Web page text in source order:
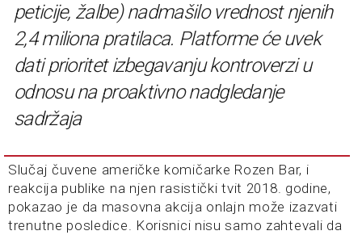
peticije, žalbe) nadmašilo vrednost njenih
2,4 miliona pratilaca. Platforme će uvek
dati prioritet izbegavanju kontroverzi u
odnosu na proaktivno nadgledanje
sadržaja
Slučaj čuvene američke komičarke Rozen Bar, i
reakcija publike na njen rasistički tvit 2018. godine,
pokazao je da masovna akcija onlajn može izazvati
trenutne posledice. Korisnici nisu samo zahtevali da